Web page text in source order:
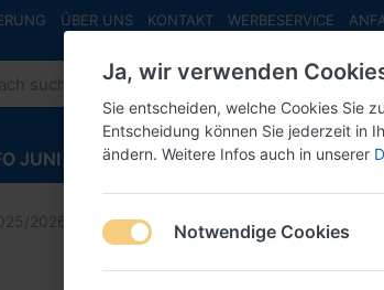
ÜBER UNS KONTAKT WERBESERVICE
JUNI INFO MAI NEU EINGETROFFEN
2026
Ja, wir verwenden
Sie entscheiden, welche Cookies Sie
Entscheidung können Sie jederzeit in
ändern. Weitere Infos auch in unserer
Notwendige Cookies